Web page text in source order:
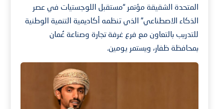
المتحدة الشقيقة مؤتمر “مستقبل اللوجستيات في عصر
الذكاء الاصطناعي” الذي تنظمه أكاديمية التنمية الوطنية
للتدريب بالتعاون مع فرع غرفة تجارة وصناعة عُمان
بمحافظة ظفار، ويستمر يومين.